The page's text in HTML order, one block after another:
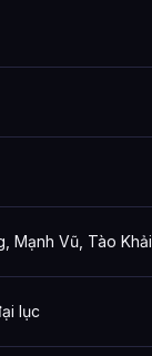
Mạnh Vũ, Tào Khải
lục